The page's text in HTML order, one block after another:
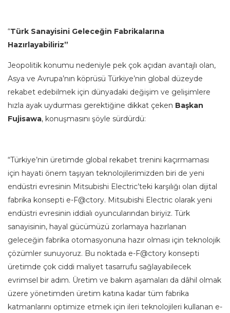
“Türk Sanayisini Geleceğin Fabrikalarına
Hazırlayabiliriz”
Jeopolitik konumu nedeniyle pek çok açıdan avantajlı olan,
Asya ve Avrupa’nın köprüsü Türkiye’nin global düzeyde
rekabet edebilmek için dünyadaki değişim ve gelişimlere
hızla ayak uydurması gerektiğine dikkat çeken Başkan
Fujisawa, konuşmasını şöyle sürdürdü:
“Türkiye’nin üretimde global rekabet trenini kaçırmaması
için hayati önem taşıyan teknolojilerimizden biri de yeni
endüstri evresinin Mitsubishi Electric’teki karşılığı olan dijital
fabrika konsepti e-F@ctory. Mitsubishi Electric olarak yeni
endüstri evresinin iddialı oyuncularından biriyiz. Türk
sanayisinin, hayal gücümüzü zorlamaya hazırlanan
geleceğin fabrika otomasyonuna hazır olması için teknolojik
çözümler sunuyoruz. Bu noktada e-F@ctory konsepti
üretimde çok ciddi maliyet tasarrufu sağlayabilecek
evrimsel bir adım. Üretim ve bakım aşamaları da dâhil olmak
üzere yönetimden üretim katına kadar tüm fabrika
katmanlarını optimize etmek için ileri teknolojileri kullanan e-